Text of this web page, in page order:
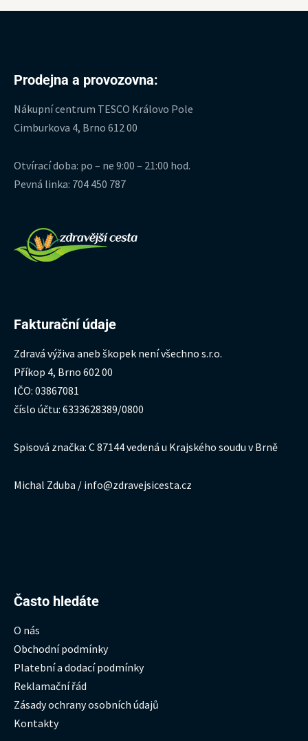
Prodejna a provozovna:
Nákupní centrum TESCO Královo Pole
Cimburkova 4, Brno 612 00
Otvírací doba: po – ne 9:00 – 21:00 hod.
Pevná linka: 704 450 787
Fakturační údaje
Zdravá výživa aneb škopek není všechno s.r.o.
Příkop 4, Brno 602 00
IČO: 03867081
číslo účtu: 6333628389/0800
Spisová značka: C 87144 vedená u Krajského soudu v Brně
Michal Zduba / info@zdravejsicesta.cz
Často hledáte
O nás
Obchodní podmínky
Platební a dodací podmínky
Reklamační řád
Zásady ochrany osobních údajů
Kontakty
Hledat: